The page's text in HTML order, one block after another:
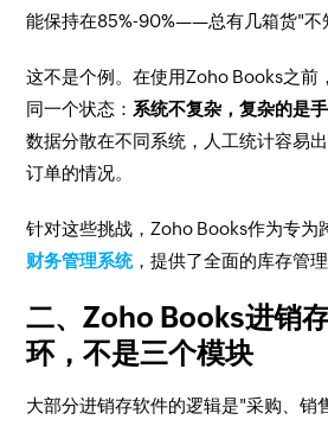
能保持在85%-90%——总有几箱货"不
这不是个例。在使用Zoho Books之前
同一个状态： 系统不复杂，复杂的是手
数据分散在不同系统，人工统计容易
订单的情况。
针对这些挑战，Zoho Books作为专为
财务管理系统，提供了全面的库存管理
二、Zoho Books进销
环，不是三个模块
大部分进销存软件的逻辑是"采购、销